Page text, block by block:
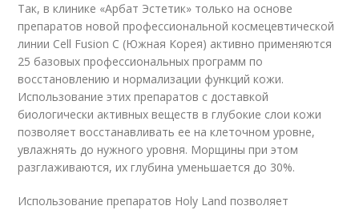
Так, в клинике «Арбат Эстетик» только на основе
препаратов новой профессиональной космецевтической
линии Cell Fusion C (Южная Корея) активно применяются
25 базовых профессиональных программ по
восстановлению и нормализации функций кожи.
Использование этих препаратов с доставкой
биологически активных веществ в глубокие слои кожи
позволяет восстанавливать ее на клеточном уровне,
увлажнять до нужного уровня. Морщины при этом
разглаживаются, их глубина уменьшается до 30%.
Использование препаратов Holy Land позволяет